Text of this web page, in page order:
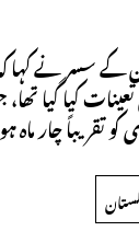
سسر نے کہا
تقریباً چار